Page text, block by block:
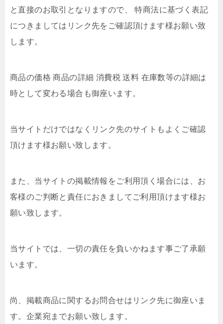
と直接のお取引となりますので、 特商法に基づく表記
につきましてはリンク先をご確認頂けます様お願い致
します。
商品の価格 商品の詳細 消費税 送料 在庫数等の詳細は
時として変わる場合も御座います。
当サイトだけではなくリンク先のサイトもよくご確認
頂けます様お願い致します。
また、当サイトの掲載情報をご利用頂く場合には、お
客様のご判断と責任におきましてご利用頂けます様お
願い致します。
当サイトでは、一切の責任を負いかねます事ご了承願
います。
尚、掲載商品に関するお問合せはリンク先に御座いま
す。企業宛までお願い致します。